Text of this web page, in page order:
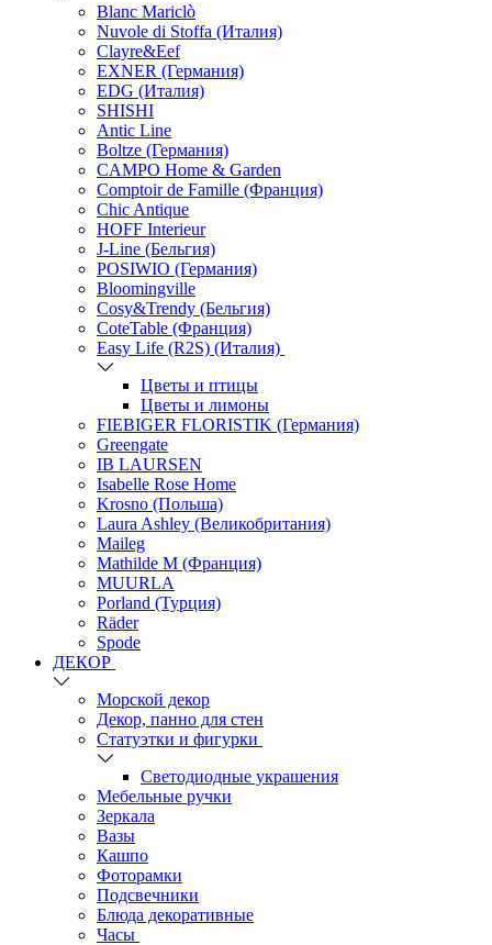
Blanc Mariclò
Nuvole di Stoffa (Италия)
Clayre&Eef
EXNER (Германия)
EDG (Италия)
SHISHI
Antic Line
Boltze (Германия)
CAMPO Home & Garden
Comptoir de Famille (Франция)
Chic Antique
HOFF Interieur
J-Line (Бельгия)
POSIWIO (Германия)
Bloomingville
Cosy&Trendy (Бельгия)
CoteTable (Франция)
Easy Life (R2S) (Италия)
Цветы и птицы
Цветы и лимоны
FIEBIGER FLORISTIK (Германия)
Greengate
IB LAURSEN
Isabelle Rose Home
Krosno (Польша)
Laura Ashley (Великобритания)
Maileg
Mathilde M (Франция)
MUURLA
Porland (Турция)
Räder
Spode
ДЕКОР
Морской декор
Декор, панно для стен
Статуэтки и фигурки
Светодиодные украшения
Мебельные ручки
Зеркала
Вазы
Кашпо
Фоторамки
Подсвечники
Блюда декоративные
Часы